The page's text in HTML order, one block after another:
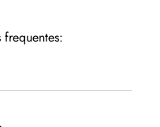
frequentes: